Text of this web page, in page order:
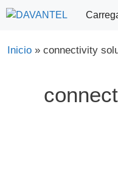
Saltar
para
conteúdo
Inicio » connectivity